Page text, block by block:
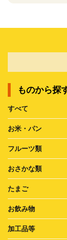
ものから探
すべて
お米・パン
フルーツ類
おさかな類
たまご
お飲み物
加工品等